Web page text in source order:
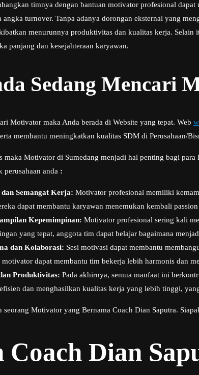
timnya dengan bantuan motivator profesional
turnover. Tanpa adanya dorongan eksternal yang
menurunnya produktivitas dan kualitas kerja.
panjang dan kesejahteraan karyawan.
Sedang Mencari
Motivator maka Anda berada di Website yang tepat. Web
membantu meningkatkan kualitas SDM di Perusahaan/
maka Motivator di Sumedang menjadi hal penting bagi
anda :
Semangat Kerja: Motivator profesional memiliki
dapat membantu karyawan menemukan kembali
Kepemimpinan: Motivator profesional sering kali
yang tepat, anggota tim dapat belajar bagaimana
dan Kolaborasi: Sesi motivasi dapat membantu
dapat membantu tim bekerja lebih harmonis dan
Produktivitas: Pada akhirnya, semua manfaat ini
dan menghasilkan kualitas kerja yang lebih tinggi,
Motivator yang Bernama Coach Dian Saputra.
Coach Dian